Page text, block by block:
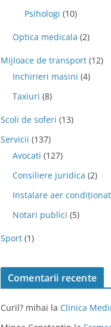
Psihologi (10)
Optica medicala (2)
Mijloace de transport (12)
Inchirieri masini (4)
Taxiuri (8)
Scoli de soferi (13)
Servicii (137)
Avocati (127)
Consiliere juridica (2)
Instalare aer condiționat
Notari publici (5)
Sport (1)
Comentarii recente
Curil? mihai la Clinica